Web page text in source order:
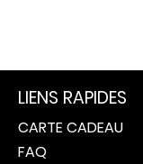
ingrédients.
LIENS RAPIDES
CARTE CADEAU
FAQ